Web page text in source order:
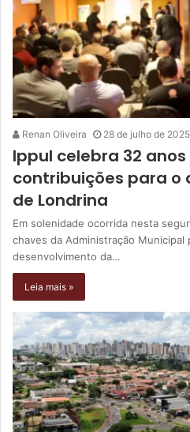
Renan Oliveira 28 de julho de 2025
Ippul celebra 32
contribuições para o
de Londrina
Em solenidade ocorrida nesta
chaves da Administração
desenvolvimento da…
Leia mais »